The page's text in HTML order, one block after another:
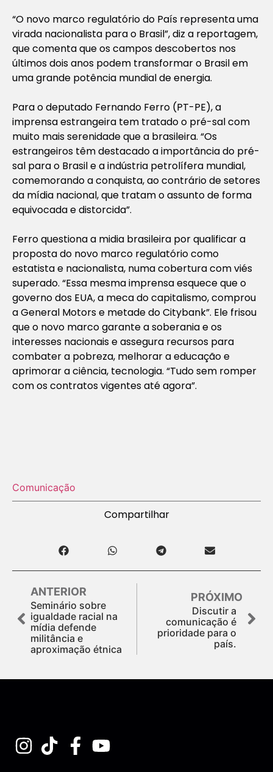
“O novo marco regulatório do País representa uma
virada nacionalista para o Brasil”, diz a reportagem,
que comenta que os campos descobertos nos
últimos dois anos podem transformar o Brasil em
uma grande potência mundial de energia.
Para o deputado Fernando Ferro (PT-PE), a
imprensa estrangeira tem tratado o pré-sal com
muito mais serenidade que a brasileira. “Os
estrangeiros têm destacado a importância do pré-
sal para o Brasil e a indústria petrolífera mundial,
comemorando a conquista, ao contrário de setores
da mídia nacional, que tratam o assunto de forma
equivocada e distorcida”.
Ferro questiona a midia brasileira por qualificar a
proposta do novo marco regulatório como
estatista e nacionalista, numa cobertura com viés
superado. “Essa mesma imprensa esquece que o
governo dos EUA, a meca do capitalismo, comprou
a General Motors e metade do Citybank”. Ele frisou
que o novo marco garante a soberania e os
interesses nacionais e assegura recursos para
combater a pobreza, melhorar a educação e
aprimorar a ciência, tecnologia. “Tudo sem romper
com os contratos vigentes até agora”.
Comunicação
Compartilhar
ANTERIOR
Seminário sobre
igualdade racial na
mídia defende
militância e
aproximação étnica
PRÓXIMO
Discutir a
comunicação é
prioridade para o
país.